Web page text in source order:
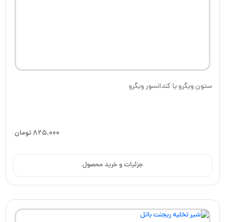
ستون ویگرو یا کندانسور ویگرو
825,000تومان
جزئیات و خرید محصول